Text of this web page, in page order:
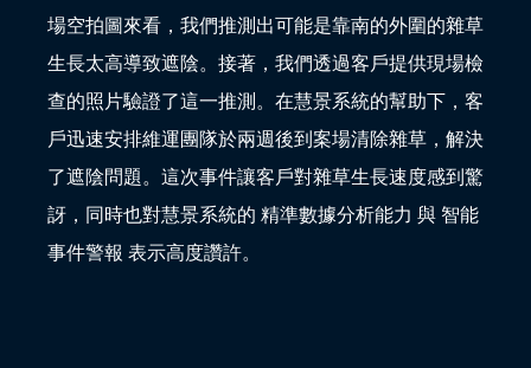
場空拍圖來看，我們推測出可能是靠南的外圍的雜草
生長太高導致遮陰。接著，我們透過客戶提供現場檢
查的照片驗證了這一推測。在慧景系統的幫助下，客
戶迅速安排維運團隊於兩週後到案場清除雜草，解決
了遮陰問題。這次事件讓客戶對雜草生長速度感到驚
訝，同時也對慧景系統的 精準數據分析能力 與 智能
事件警報 表示高度讚許。